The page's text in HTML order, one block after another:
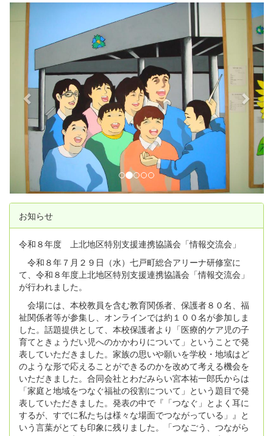
p
r
e
v
o
s
n
e
お知らせ
令和８年度 上北地区特別支援連携協議会「情報交流会」
令和８年７月２９日（水）七戸町総合アリーナ研修室に
て、令和８年度上北地区特別支援連携協議会「情報交流会」
が行われました。
会場には、本校教員を含む教育関係者、保護者８０名、福
祉関係者等が参集し、オンラインでは約１００名が参加しま
した。話題提供として、本校保護者より「医療的ケア児の子
育てときょうだい児へのかかわりについて」ということで発
表していただきました。家族の思いや願いを学校・地域はど
のような形で応えることができるのかを改めて考える機会を
いただきました。合同会社とわだみらい宮本祐一郎氏からは
「家庭と地域をつなぐ福祉の役割について」という題目で発
表していただきました。発表の中で『「つなぐ」とよく耳に
するが、すでに私たちは様々な場面でつながっている」』と
いう言葉がとても印象に残りました。「つなごう、つながら